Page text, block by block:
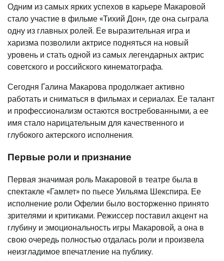
Одним из самых ярких успехов в карьере Макаровой
стало участие в фильме «Тихий Дон», где она сыграла
одну из главных ролей. Ее выразительная игра и
харизма позволили актрисе подняться на новый
уровень и стать одной из самых легендарных актрис
советского и российского кинематографа.
Сегодня Галина Макарова продолжает активно
работать и сниматься в фильмах и сериалах. Ее талант
и профессионализм остаются востребованными, а ее
имя стало нарицательным для качественного и
глубокого актерского исполнения.
Первые роли и признание
Первая значимая роль Макаровой в театре была в
спектакле «Гамлет» по пьесе Уильяма Шекспира. Ее
исполнение роли Офелии было восторженно принято
зрителями и критиками. Режиссер поставил акцент на
глубину и эмоциональность игры Макаровой, а она в
свою очередь полностью отдалась роли и произвела
неизгладимое впечатление на публику.